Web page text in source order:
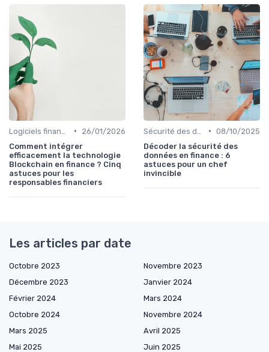
•
26/01/2026
Comment intégrer
efficacement la technologie
Blockchain en finance ? Cinq
astuces pour les
responsables financiers
• 08/10/2025
Décoder la sécurité des
données en finance : 6
astuces pour un chef
invincible
Les articles par date
Octobre 2023
Novembre 2023
Décembre 2023
Janvier 2024
Février 2024
Mars 2024
Octobre 2024
Novembre 2024
Mars 2025
Avril 2025
Mai 2025
Juin 2025